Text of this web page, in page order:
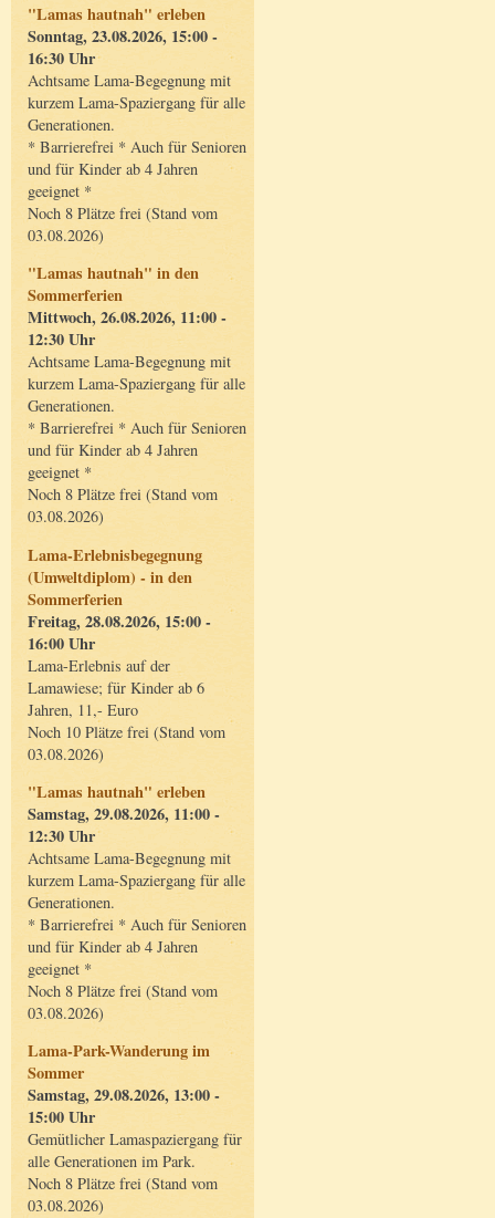
"Lamas hautnah" erleben
Sonntag, 23.08.2026, 15:00 -
16:30 Uhr
Achtsame Lama-Begegnung mit
kurzem Lama-Spaziergang für alle
Generationen.
* Barrierefrei * Auch für Senioren
und für Kinder ab 4 Jahren
geeignet *
Noch 8 Plätze frei (Stand vom
03.08.2026)
"Lamas hautnah" in den
Sommerferien
Mittwoch, 26.08.2026, 11:00 -
12:30 Uhr
Achtsame Lama-Begegnung mit
kurzem Lama-Spaziergang für alle
Generationen.
* Barrierefrei * Auch für Senioren
und für Kinder ab 4 Jahren
geeignet *
Noch 8 Plätze frei (Stand vom
03.08.2026)
Lama-Erlebnisbegegnung
(Umweltdiplom) - in den
Sommerferien
Freitag, 28.08.2026, 15:00 -
16:00 Uhr
Lama-Erlebnis auf der
Lamawiese; für Kinder ab 6
Jahren, 11,- Euro
Noch 10 Plätze frei (Stand vom
03.08.2026)
"Lamas hautnah" erleben
Samstag, 29.08.2026, 11:00 -
12:30 Uhr
Achtsame Lama-Begegnung mit
kurzem Lama-Spaziergang für alle
Generationen.
* Barrierefrei * Auch für Senioren
und für Kinder ab 4 Jahren
geeignet *
Noch 8 Plätze frei (Stand vom
03.08.2026)
Lama-Park-Wanderung im
Sommer
Samstag, 29.08.2026, 13:00 -
15:00 Uhr
Gemütlicher Lamaspaziergang für
alle Generationen im Park.
Noch 8 Plätze frei (Stand vom
03.08.2026)